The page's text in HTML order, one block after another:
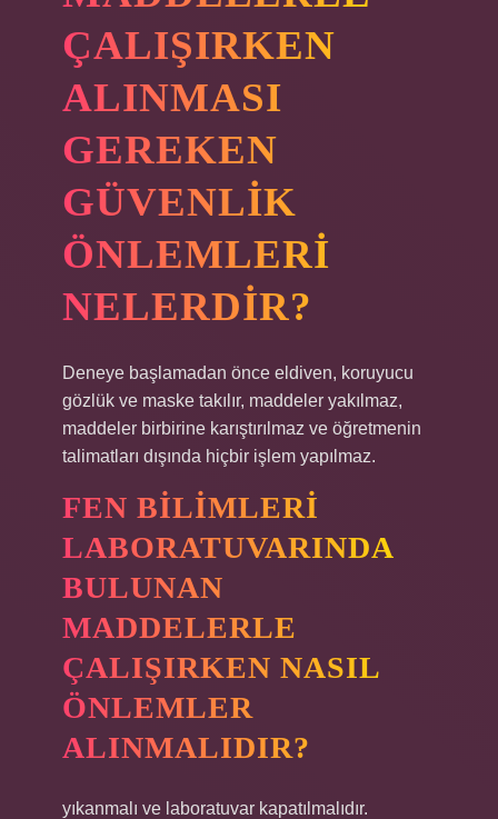
ÇALIŞIRKEN
ALINMASI
GEREKEN
GÜVENLIK
ÖNLEMLERI
NELERDIR?
Deneye başlamadan önce eldiven, koruyucu
gözlük ve maske takılır, maddeler yakılmaz,
maddeler birbirine karıştırılmaz ve öğretmenin
talimatları dışında hiçbir işlem yapılmaz.
FEN BILIMLERI
LABORATUVARINDA
BULUNAN
MADDELERLE
ÇALIŞIRKEN NASIL
ÖNLEMLER
ALINMALIDIR?
yıkanmalı ve laboratuvar kapatılmalıdır.